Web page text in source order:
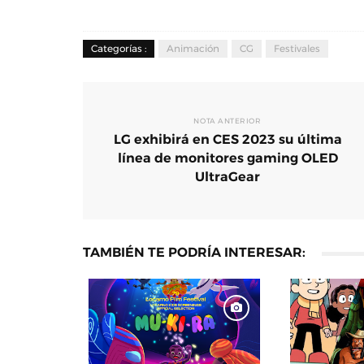
Categorías : Animación CG Festivales
NOTA ANTERIOR
LG exhibirá en CES 2023 su última
línea de monitores gaming OLED
UltraGear
TAMBIÉN TE PODRÍA INTERESAR: